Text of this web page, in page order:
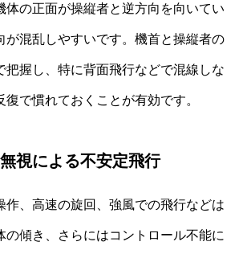
体の正面が操縦者と逆方向を向いてい
が混乱しやすいです。機首と操縦者の
把握し、特に背面飛行などで混線しな
復で慣れておくことが有効です。
視による不安定飛行
作、高速の旋回、強風での飛行などは
の傾き、さらにはコントロール不能に